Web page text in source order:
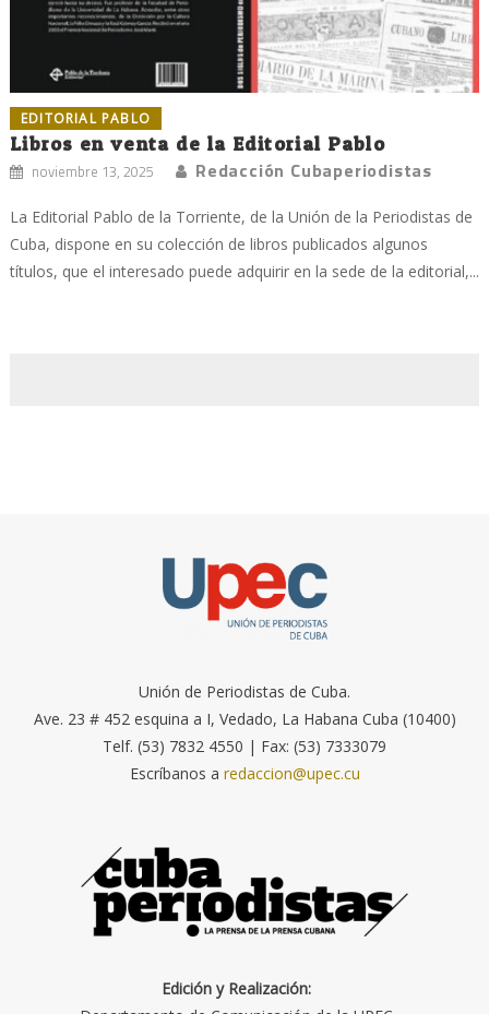
EDITORIAL PABLO
Libros en venta de la Editorial Pablo
noviembre 13, 2025 Redacción Cubaperiodistas
La Editorial Pablo de la Torriente, de la Unión de la Periodistas de
Cuba, dispone en su colección de libros publicados algunos
títulos, que el interesado puede adquirir en la sede de la editorial,...
Unión de Periodistas de Cuba.
Ave. 23 # 452 esquina a I, Vedado, La Habana Cuba (10400)
Telf. (53) 7832 4550 | Fax: (53) 7333079
Escríbanos a redaccion@upec.cu
Edición y Realización: